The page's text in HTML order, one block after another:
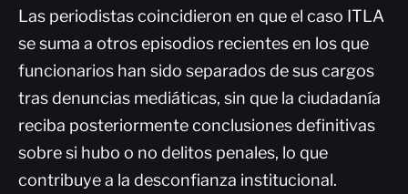
Las periodistas coincidieron en que el caso ITLA
se suma a otros episodios recientes en los que
funcionarios han sido separados de sus cargos
tras denuncias mediáticas, sin que la ciudadanía
reciba posteriormente conclusiones definitivas
sobre si hubo o no delitos penales, lo que
contribuye a la desconfianza institucional.